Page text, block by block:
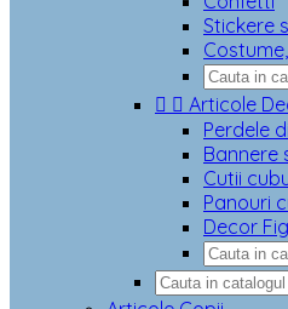
Stickere
  Articole
Perdele
Bannere
Cutii
Panouri
Decor